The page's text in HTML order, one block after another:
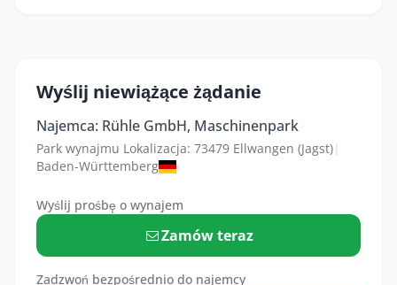
Wyślij niewiążące żądanie
Najemca: Rühle GmbH, Maschinenpark
Park wynajmu Lokalizacja: 73479 Ellwangen (Jagst)|
Baden-Württemberg
Wyślij prośbę o wynajem
Zamów teraz
Zadzwoń bezpośrednio do najemcy